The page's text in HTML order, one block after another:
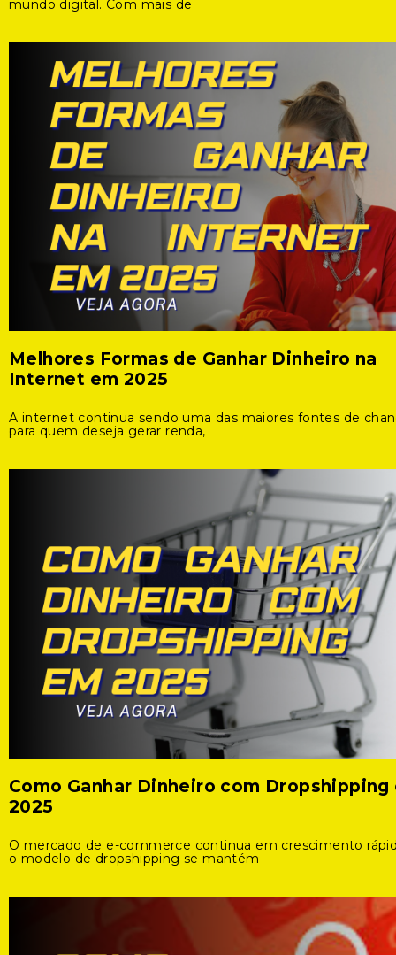
mundo digital. Com mais de
Melhores Formas de Ganhar Dinheiro na
Internet em 2025
A internet continua sendo uma das maiores fontes de
para quem deseja gerar renda,
Como Ganhar Dinheiro com Dropshipping
2025
O mercado de e-commerce continua em crescimento
o modelo de dropshipping se mantém